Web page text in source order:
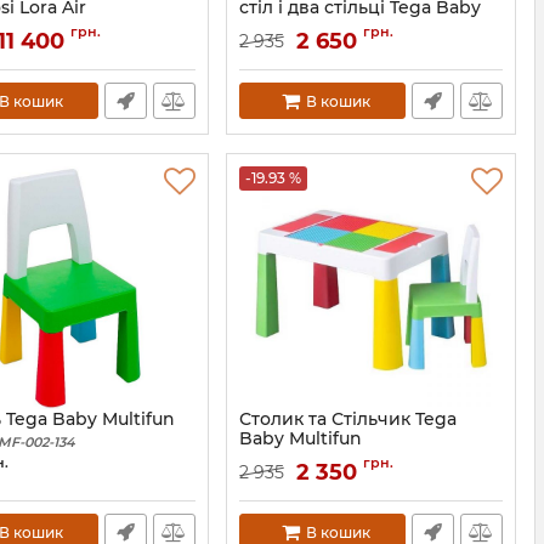
Lora Air
400 грн.
В кошик
стіл і два стільці Tega Baby
Артикул:TI-011-174
2 935 2 650 грн.
В кошик
Tega Baby Multifun
MF-002-134
В кошик
-19.93 %
Столик та Стільчик Tega
Baby Multifun
Артикул:MF-004-134
2 935 2 350 грн.
В кошик